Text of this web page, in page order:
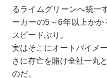
るライムグリーンへ統一
ーカーの5～6年以上か
スピードぶり。
実はそこにオートバイメ
さに存亡を賭け全社一丸
のだ。